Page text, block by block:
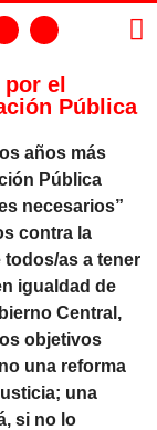
por el
Pública
años más
Pública
necesarios”
contra la
as a tener
igualdad de
Central,
objetivos
una reforma
una
si no lo